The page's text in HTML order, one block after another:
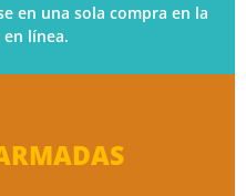
en una sola compra en la
línea.